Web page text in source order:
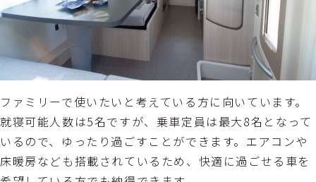
ファミリーで使いたいと考えている方に向いています。
就寝可能人数は5名ですが、乗車定員は最大8名となって
いるので、ゆったり過ごすことができます。エアコンや
床暖房なども搭載されているため、快適に過ごせる車を